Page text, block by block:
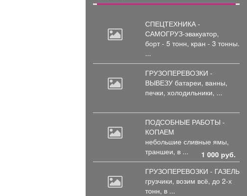
СПЕЦТЕХНИКА -
САМОГРУЗ-эвакуатор,
борт - 5 тонн, кран - 3 тонны.
...
ГРУЗОПЕРЕВОЗКИ -
ВЫВЕЗУ батареи, ванны,
печки, холодильники, ...
ПОДСОБНЫЕ РАБОТЫ -
КОПАЕМ
небольшие сливные ямы,
траншеи, в ...
1 000 руб.
ГРУЗОПЕРЕВОЗКИ - ГАЗЕЛЬ
грузчики, возим всё, до 2-х
тонн, в ...